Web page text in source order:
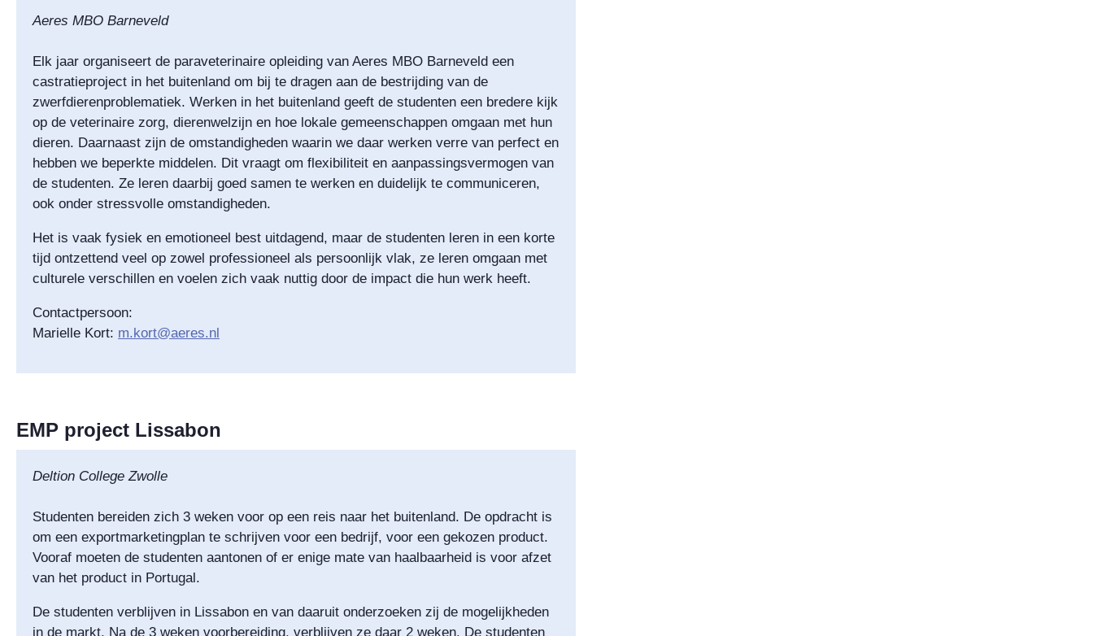
Aeres MBO Barneveld
Elk jaar organiseert de paraveterinaire opleiding van Aeres MBO Barneveld een
castratieproject in het buitenland om bij te dragen aan de bestrijding van de
zwerfdierenproblematiek. Werken in het buitenland geeft de studenten een bredere kijk
op de veterinaire zorg, dierenwelzijn en hoe lokale gemeenschappen omgaan met hun
dieren. Daarnaast zijn de omstandigheden waarin we daar werken verre van perfect en
hebben we beperkte middelen. Dit vraagt om flexibiliteit en aanpassingsvermogen van
de studenten. Ze leren daarbij goed samen te werken en duidelijk te communiceren,
ook onder stressvolle omstandigheden.
Het is vaak fysiek en emotioneel best uitdagend, maar de studenten leren in een korte
tijd ontzettend veel op zowel professioneel als persoonlijk vlak, ze leren omgaan met
culturele verschillen en voelen zich vaak nuttig door de impact die hun werk heeft.
Contactpersoon:
Marielle Kort: m.kort@aeres.nl
EMP project Lissabon
Deltion College Zwolle
Studenten bereiden zich 3 weken voor op een reis naar het buitenland. De opdracht is
om een exportmarketingplan te schrijven voor een bedrijf, voor een gekozen product.
Vooraf moeten de studenten aantonen of er enige mate van haalbaarheid is voor afzet
van het product in Portugal.
De studenten verblijven in Lissabon en van daaruit onderzoeken zij de mogelijkheden
in de markt. Na de 3 weken voorbereiding, verblijven ze daar 2 weken. De studenten